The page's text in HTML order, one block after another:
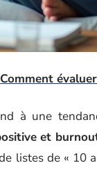
Comment
à une
et
listes de « 10